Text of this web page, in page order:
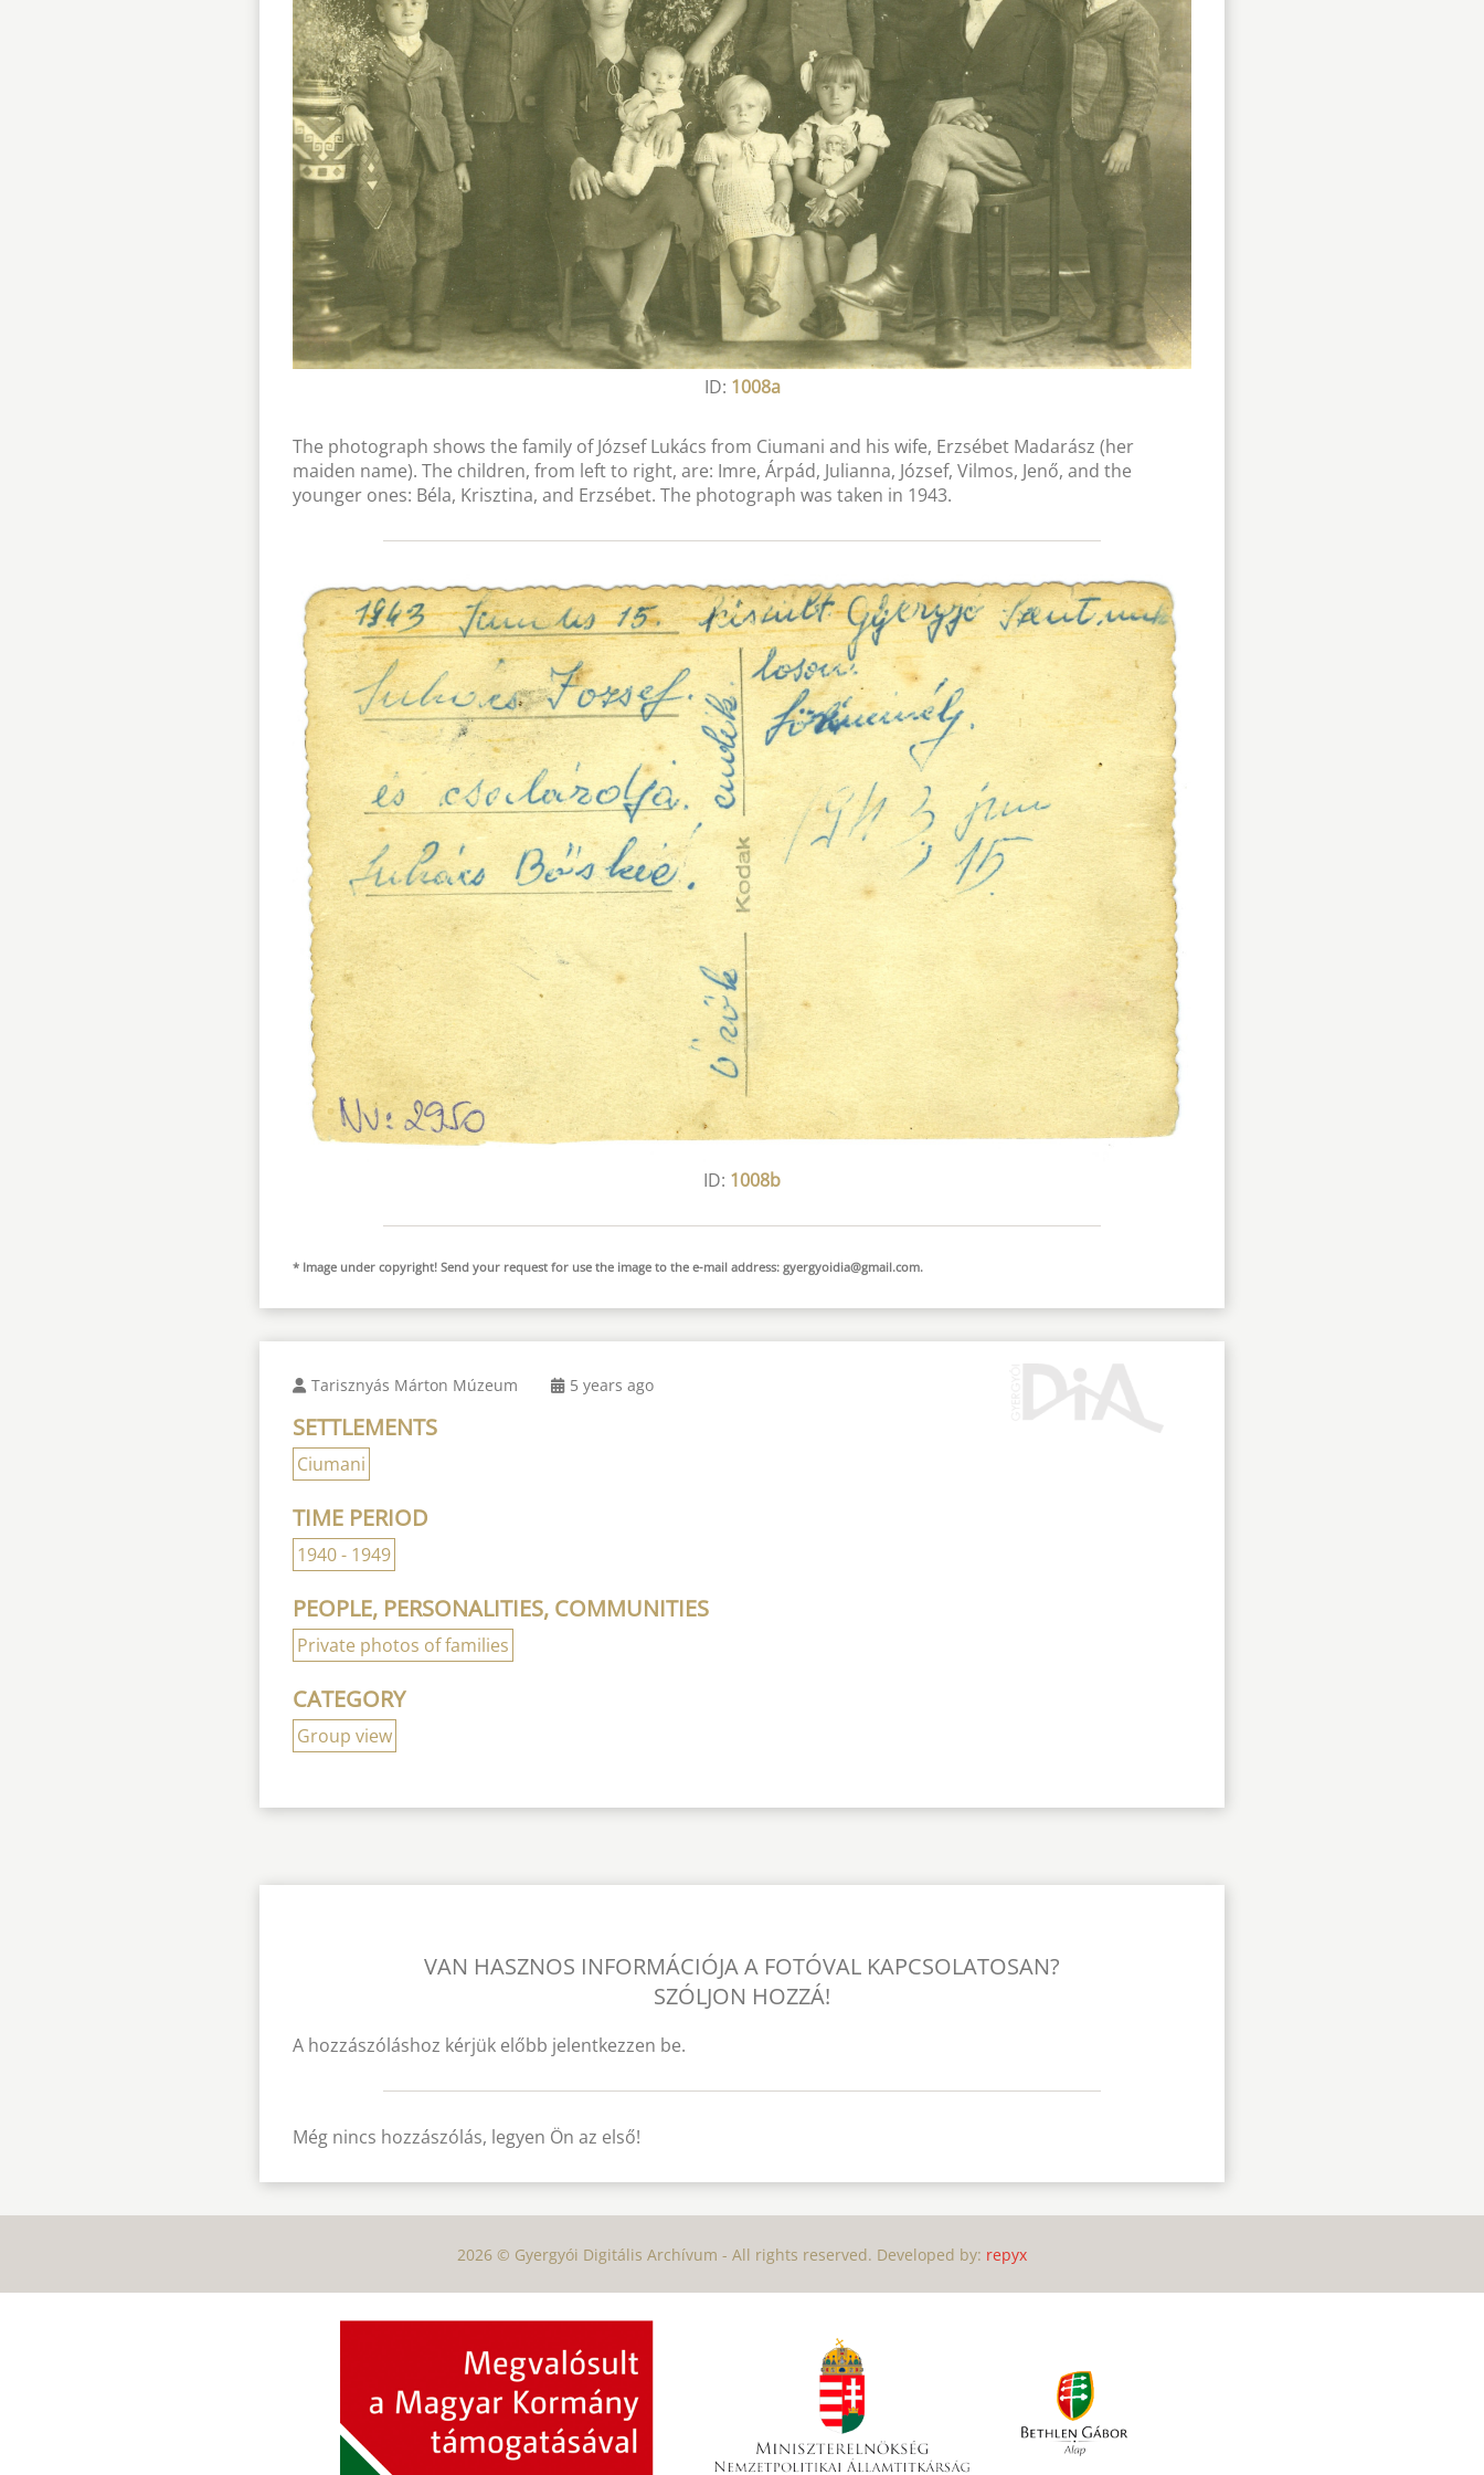
ID: 1008a
The photograph shows the family of József Lukács from Ciumani and his wife, Erzsébet Madarász (her
maiden name). The children, from left to right, are: Imre, Árpád, Julianna, József, Vilmos, Jenő, and the
younger ones: Béla, Krisztina, and Erzsébet. The photograph was taken in 1943.
ID: 1008b
* Image under copyright! Send your request for use the image to the e-mail address:gyergyoidia@gmail.com.
Tarisznyás Márton Múzeum 5 years ago
SETTLEMENTS
Ciumani
TIME PERIOD
1940 - 1949
PEOPLE, PERSONALITIES, COMMUNITIES
Private photos of families
CATEGORY
Group view
VAN HASZNOS INFORMÁCIÓJA A FOTÓVAL KAPCSOLATOSAN?
SZÓLJON HOZZÁ!
A hozzászóláshoz kérjük előbb jelentkezzen be.
Még nincs hozzászólás, legyen Ön az első!
2026 © Gyergyói Digitális Archívum - All rights reserved. Developed by: repyx